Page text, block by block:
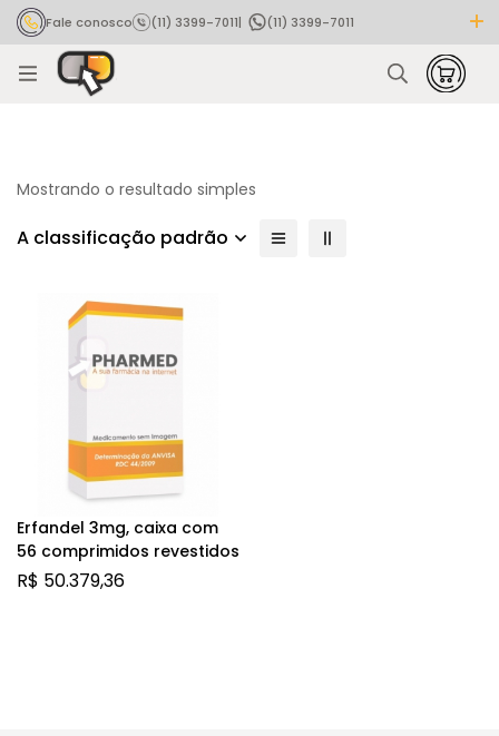
Fale conosco (11) 3399-7011|
(11) 3399-7011
Rastrear pedido
Mostrando o resultado simples
A classificação padrão
Erfandel 3mg, caixa com
56 comprimidos revestidos
R$ 50.379,36